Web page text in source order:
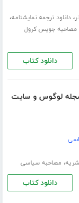
،دانلود ترجمه نمایشنامه،
مصاحبه جویس کرول
دانلود کتاب
مجله لوگوس و سایت
، مصاحبه سیاسی
دانلود کتاب